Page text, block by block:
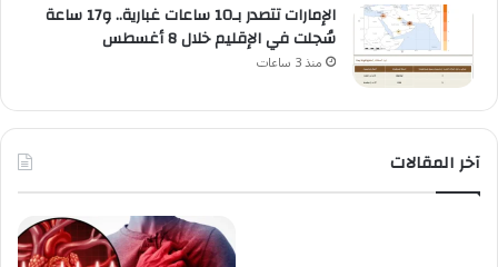
الإمارات تتصدر بـ10 ساعات غبارية.. و17 ساعة
سُجلت في الإقليم خلال 8 أغسطس
منذ 3 ساعات
آخر المقالات